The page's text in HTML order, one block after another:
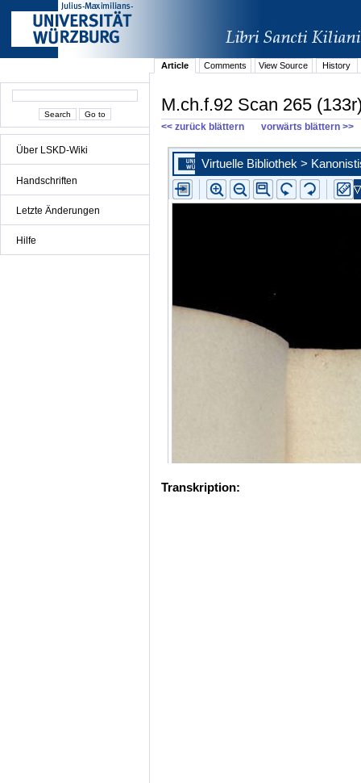
Über LSKD-Wiki
Handschriften
Letzte Änderungen
Hilfe
Article Comments View Source History
M.ch.f.92 Scan 265
<< zurück blättern vorwärts blättern >>
Transkription: